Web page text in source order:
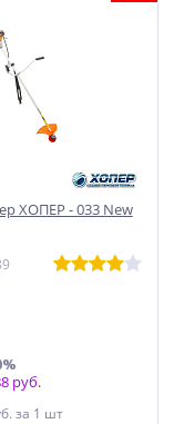
ХОПЕР - 033 New
руб.
за 1 шт